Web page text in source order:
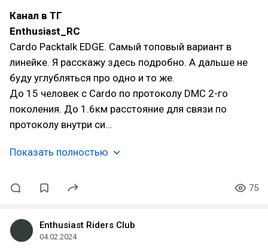
Канал в ТГ
Enthusiast_RC
Cardo Packtalk EDGE. Самый топовый вариант в
линейке. Я расскажу здесь подробно. А дальше не
буду углубляться про одно и то же.
До 15 человек с Cardo по протоколу DMC 2-го
поколения. До 1.6км расстояние для связи по
протоколу внутри си…
Показать полностью
75
Enthusiast Riders Club
04.02.2024